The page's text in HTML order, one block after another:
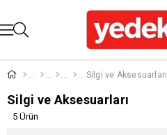
Silgi ve Aksesuarları
Silgi ve Aksesuarları
5 Ürün